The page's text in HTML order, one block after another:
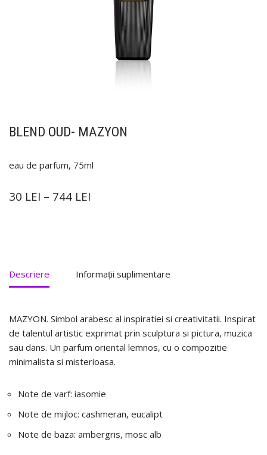
BLEND OUD- MAZYON
eau de parfum, 75ml
30 LEI – 744 LEI
Descriere Informații suplimentare
MAZYON. Simbol arabesc al inspiratiei si creativitatii. Inspirat
de talentul artistic exprimat prin sculptura si pictura, muzica
sau dans. Un parfum oriental lemnos, cu o compozitie
minimalista si misterioasa.
Note de varf: iasomie
Note de mijloc: cashmeran, eucalipt
Note de baza: ambergris, mosc alb